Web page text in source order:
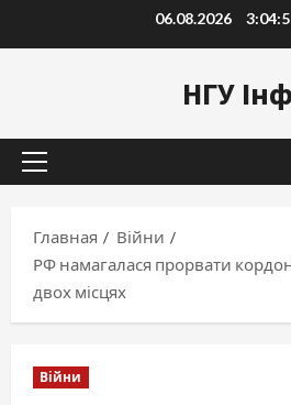
к
06.08.2026
НГУ
Основное
Главная
Війни
РФ намагалася прорвати
двох місцях
Війни